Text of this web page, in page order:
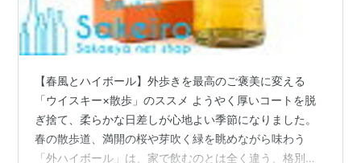
【春風とハイボール】外歩きを最高のご褒美に変える
「ウイスキー×散歩」のススメ ようやく厚いコートを脱
ぎ捨て、柔らかな日差しが心地よい季節になりました。
春の散歩道、満開の桜や芽吹く緑を眺めながら味わう
「外ハイボール」は、家で飲むのとは全く違う、格別の